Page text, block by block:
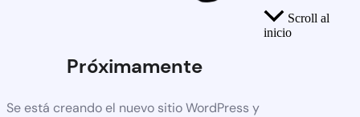
Próximamente
Se está creando el nuevo sitio WordPress y
Scroll al
inicio